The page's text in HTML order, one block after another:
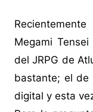
Megami
del JRPG de
bastante; el de
digital y esta